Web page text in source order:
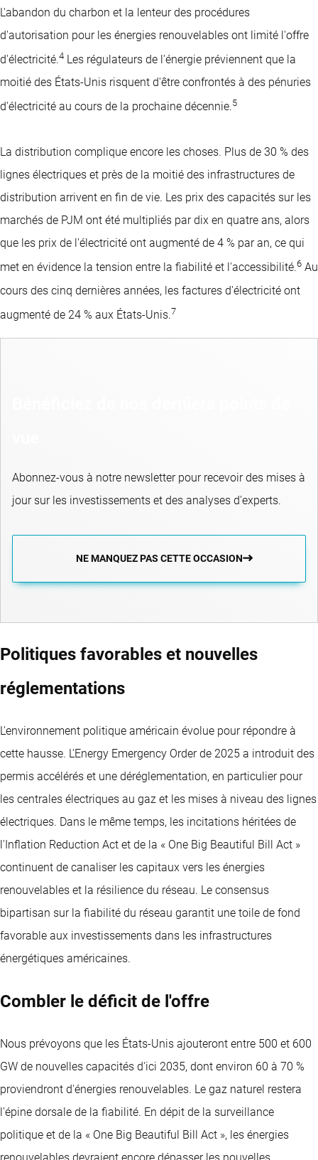
L'abandon du charbon et la lenteur des procédures
d'autorisation pour les énergies renouvelables ont limité l'offre
d'électricité.4 Les régulateurs de l'énergie préviennent que la
moitié des États-Unis risquent d'être confrontés à des pénuries
d'électricité au cours de la prochaine décennie.5
La distribution complique encore les choses. Plus de 30 % des
lignes électriques et près de la moitié des infrastructures de
distribution arrivent en fin de vie. Les prix des capacités sur les
marchés de PJM ont été multipliés par dix en quatre ans, alors
que les prix de l'électricité ont augmenté de 4 % par an, ce qui
met en évidence la tension entre la fiabilité et l'accessibilité.6 Au
cours des cinq dernières années, les factures d'électricité ont
augmenté de 24 % aux États-Unis.7
Abonnez-vous à notre newsletter pour recevoir des mises à
jour sur les investissements et des analyses d'experts.
NE MANQUEZ PAS CETTE OCCASION
Politiques favorables et nouvelles
réglementations
L'environnement politique américain évolue pour répondre à
cette hausse. L'Energy Emergency Order de 2025 a introduit des
permis accélérés et une déréglementation, en particulier pour
les centrales électriques au gaz et les mises à niveau des lignes
électriques. Dans le même temps, les incitations héritées de
l'Inflation Reduction Act et de la « One Big Beautiful Bill Act »
continuent de canaliser les capitaux vers les énergies
renouvelables et la résilience du réseau. Le consensus
bipartisan sur la fiabilité du réseau garantit une toile de fond
favorable aux investissements dans les infrastructures
énergétiques américaines.
Combler le déficit de l'offre
Nous prévoyons que les États-Unis ajouteront entre 500 et 600
GW de nouvelles capacités d'ici 2035, dont environ 60 à 70 %
proviendront d'énergies renouvelables. Le gaz naturel restera
l'épine dorsale de la fiabilité. En dépit de la surveillance
politique et de la « One Big Beautiful Bill Act », les énergies
renouvelables devraient encore dépasser les nouvelles